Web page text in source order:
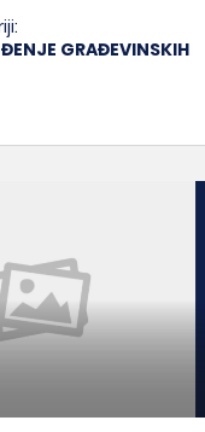
GRAĐEVINSKIH